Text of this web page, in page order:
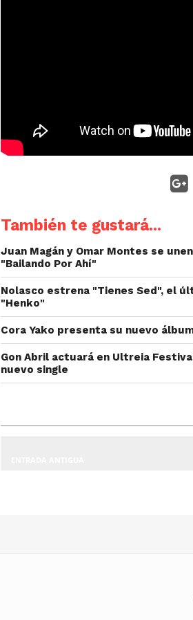
También te gustará...
Juan Magán y Omar Montes se
"Bailando Por Ahí"
Nolasco estrena "Tienes Sed", el
"Henko"
Cora Yako presenta su nuevo
Gon Abril actuará en Ultreia
nuevo single